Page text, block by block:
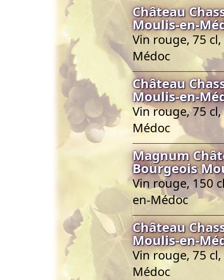
Château
Moulis-en-
Vin rouge, 75
Médoc
Château
Moulis-en-
Vin rouge, 75
Médoc
Magnum
Bourgeois
Vin rouge, 150
en-Médoc
Château
Moulis-en-
Vin rouge, 75
Médoc